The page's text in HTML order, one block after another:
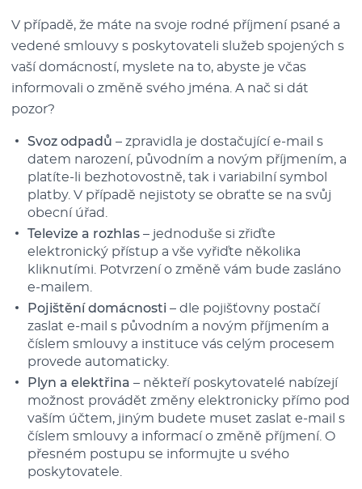
V případě, že máte na svoje rodné příjmení psané a
vedené smlouvy s poskytovateli služeb spojených s
vaší domácností, myslete na to, abyste je včas
informovali o změně svého jména. A nač si dát
pozor?
Svoz odpadů – zpravidla je dostačující e-mail s
datem narození, původním a novým příjmením, a
platíte-li bezhotovostně, tak i variabilní symbol
platby. V případě nejistoty se obraťte se na svůj
obecní úřad.
Televize a rozhlas – jednoduše si zřiďte
elektronický přístup a vše vyřiďte několika
kliknutími. Potvrzení o změně vám bude zasláno
e-mailem.
Pojištění domácnosti – dle pojišťovny postačí
zaslat e-mail s původním a novým příjmením a
číslem smlouvy a instituce vás celým procesem
provede automaticky.
Plyn a elektřina – někteří poskytovatelé nabízejí
možnost provádět změny elektronicky přímo pod
vaším účtem, jiným budete muset zaslat e-mail s
číslem smlouvy a informací o změně příjmení. O
přesném postupu se informujte u svého
poskytovatele.